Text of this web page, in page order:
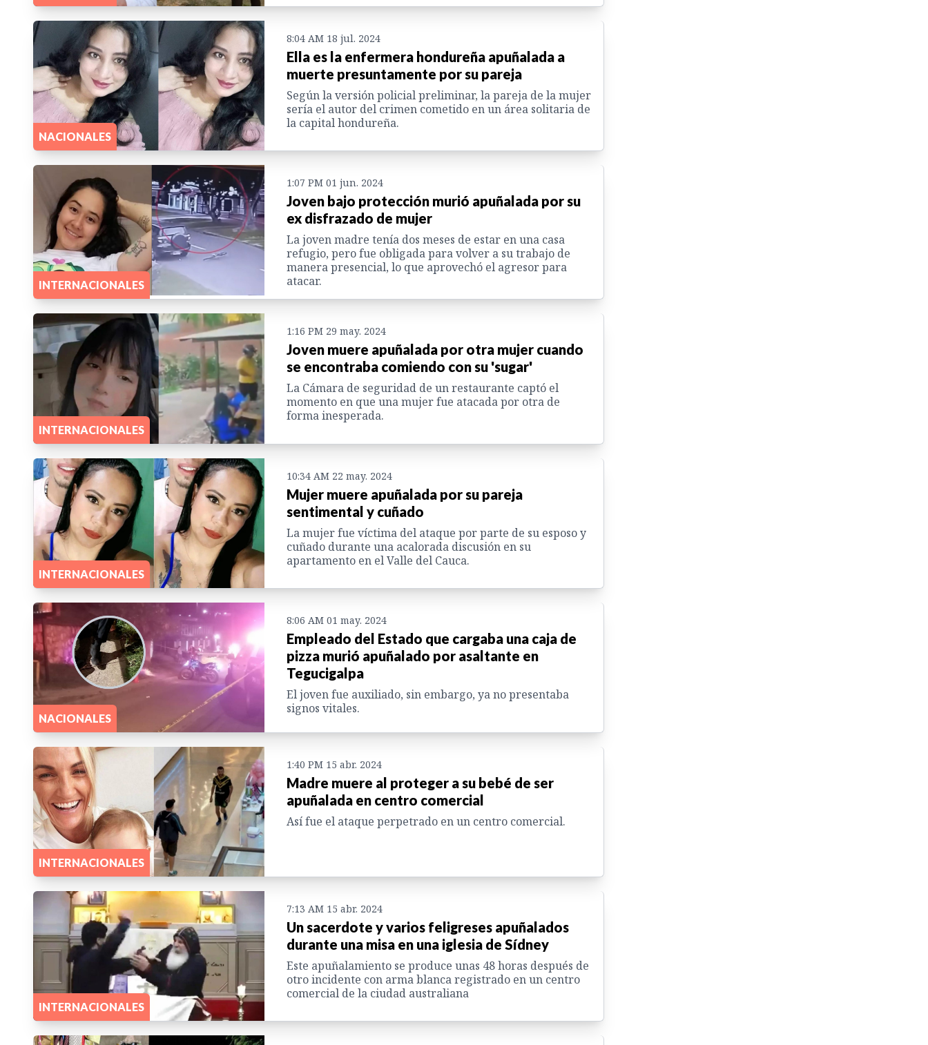
NACIONALES
8:04 AM 18 jul. 2024
Ella es la enfermera hondureña apuñalada a
muerte presuntamente por su pareja
Según la versión policial preliminar, la pareja de la mujer
sería el autor del crimen cometido en un área solitaria de
la capital hondureña.
INTERNACIONALES
1:07 PM 01 jun. 2024
Joven bajo protección murió apuñalada por su
ex disfrazado de mujer
La joven madre tenía dos meses de estar en una casa
refugio, pero fue obligada para volver a su trabajo de
manera presencial, lo que aprovechó el agresor para
atacar.
INTERNACIONALES
1:16 PM 29 may. 2024
Joven muere apuñalada por otra mujer cuando
se encontraba comiendo con su 'sugar'
La Cámara de seguridad de un restaurante captó el
momento en que una mujer fue atacada por otra de
forma inesperada.
INTERNACIONALES
10:34 AM 22 may. 2024
Mujer muere apuñalada por su pareja
sentimental y cuñado
La mujer fue víctima del ataque por parte de su esposo y
cuñado durante una acalorada discusión en su
apartamento en el Valle del Cauca.
NACIONALES
8:06 AM 01 may. 2024
Empleado del Estado que cargaba una caja de
pizza murió apuñalado por asaltante en
Tegucigalpa
El joven fue auxiliado, sin embargo, ya no presentaba
signos vitales.
INTERNACIONALES
1:40 PM 15 abr. 2024
Madre muere al proteger a su bebé de ser
apuñalada en centro comercial
Así fue el ataque perpetrado en un centro comercial.
INTERNACIONALES
7:13 AM 15 abr. 2024
Un sacerdote y varios feligreses apuñalados
durante una misa en una iglesia de Sídney
Este apuñalamiento se produce unas 48 horas después de
otro incidente con arma blanca registrado en un centro
comercial de la ciudad australiana